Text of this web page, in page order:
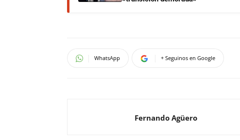
WhatsApp + Seguinos en Google
Fernando Agüero